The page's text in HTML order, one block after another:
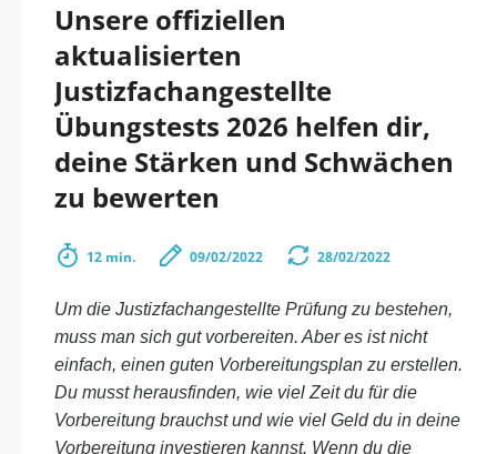
Unsere offiziellen
aktualisierten
Justizfachangestellte
Übungstests 2026 helfen dir,
deine Stärken und Schwächen
zu bewerten
12 min. 09/02/2022 28/02/2022
Um die Justizfachangestellte Prüfung zu bestehen,
muss man sich gut vorbereiten. Aber es ist nicht
einfach, einen guten Vorbereitungsplan zu erstellen.
Du musst herausfinden, wie viel Zeit du für die
Vorbereitung brauchst und wie viel Geld du in deine
Vorbereitung investieren kannst. Wenn du die